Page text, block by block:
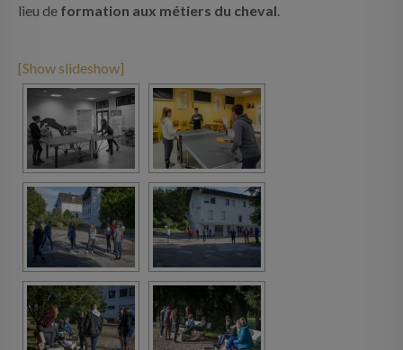
lieu de formation aux métiers du cheval
[Show slideshow]